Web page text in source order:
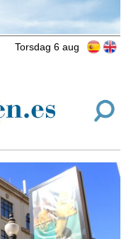
Torsdag 6 aug